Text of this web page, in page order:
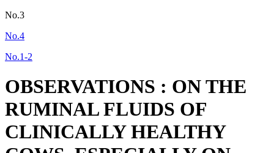
No.3
No.4
No.1-2
OBSERVATIONS : ON THE
RUMINAL FLUIDS OF
CLINICALLY HEALTHY